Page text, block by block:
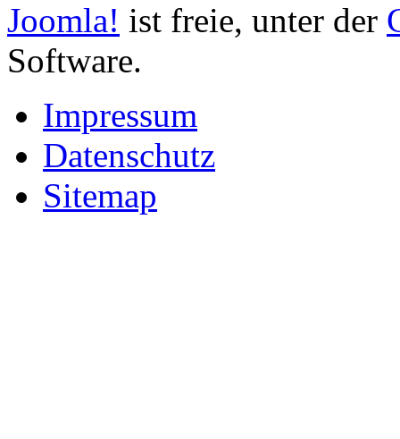
Joomla! ist freie, unter der
Software.
Impressum
Datenschutz
Sitemap